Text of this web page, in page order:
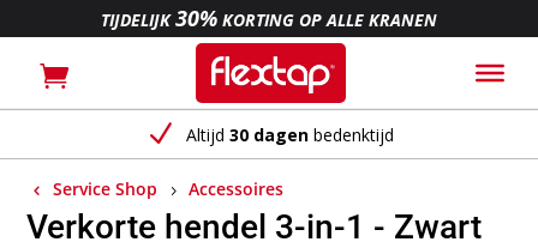
TIJDELIJK30% KORTING OP ALLE KRANEN
N Altijd30 dagen bedenktijd
Service Shop Accessoires
Verkorte hendel 3-in-1 - Zwart